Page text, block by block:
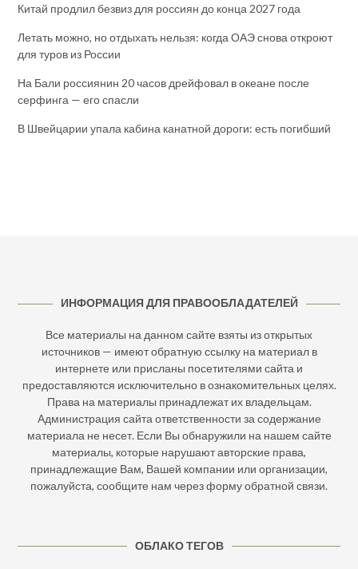
Китай продлил безвиз для россиян до конца 2027 года
Летать можно, но отдыхать нельзя: когда ОАЭ снова откроют
для туров из России
На Бали россиянин 20 часов дрейфовал в океане после
серфинга — его спасли
В Швейцарии упала кабина канатной дороги: есть погибший
ИНФОРМАЦИЯ ДЛЯ ПРАВООБЛАДАТЕЛЕЙ
Все материалы на данном сайте взяты из открытых
источников — имеют обратную ссылку на материал в
интернете или присланы посетителями сайта и
предоставляются исключительно в ознакомительных целях.
Права на материалы принадлежат их владельцам.
Администрация сайта ответственности за содержание
материала не несет. Если Вы обнаружили на нашем сайте
материалы, которые нарушают авторские права,
принадлежащие Вам, Вашей компании или организации,
пожалуйста, сообщите нам через форму обратной связи.
ОБЛАКО ТЕГОВ